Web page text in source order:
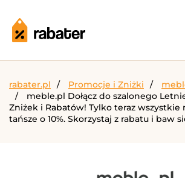
rabater.pl Promocje i Zniżki
meble.pl Dołącz do szalonego
Zniżek i Rabatów! Tylko teraz wszystkie
tańsze o 10%. Skorzystaj z rabatu i baw